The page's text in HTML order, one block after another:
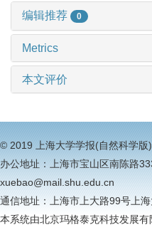
编辑推荐 0
Metrics
本文评价
© 2019 上海大学学报(自然科学版
办公地址：上海市宝山区南陈路
xuebao@mail.shu.edu.cn
通信地址：上海市上大路99号上
本系统由北京玛格泰克科技发展